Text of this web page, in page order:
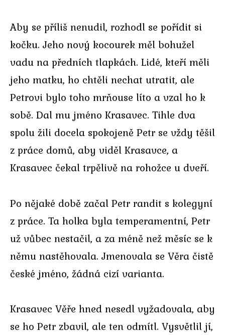
Aby se příliš nenudil, rozhodl se pořídit si
kočku. Jeho nový kocourek měl bohužel
vadu na předních tlapkách. Lidé, kteří měli
jeho matku, ho chtěli nechat utratit, ale
Petrovi bylo toho mrňouse líto a vzal ho k
sobě. Dal mu jméno Krasavec. Tihle dva
spolu žili docela spokojeně Petr se vždy těšil
z práce domů, aby viděl Krasavce, a
Krasavec čekal trpělivě na rohožce u dveří.
Po nějaké době začal Petr randit s kolegyní
z práce. Ta holka byla temperamentní, Petr
už vůbec nestačil, a za méně než měsíc se k
němu nastěhovala. Jmenovala se Věra čistě
české jméno, žádná cizí varianta.
Krasavec Věře hned nesedl vyžadovala, aby
se ho Petr zbavil, ale ten odmítl. Vysvětlil jí,